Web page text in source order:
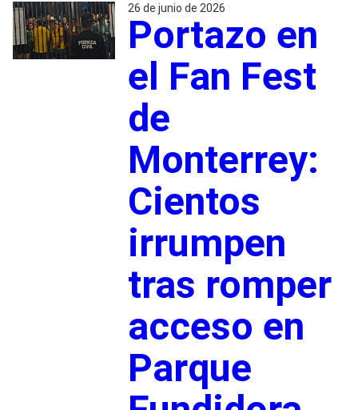
26 de junio de 2026
Portazo en
el Fan Fest
de
Monterrey:
Cientos
irrumpen
tras romper
acceso en
Parque